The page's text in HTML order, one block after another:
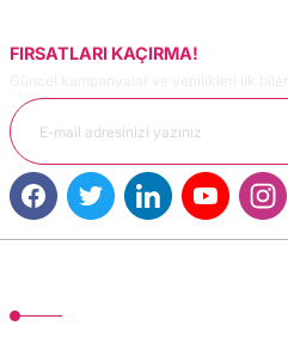
FIRSATLARI KAÇIRMA!